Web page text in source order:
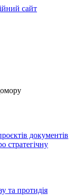
сайт
документів
стратегічну
та протидія